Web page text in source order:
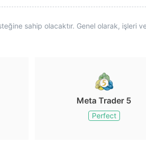
sahip olacaktır. Genel olarak, işleri
Meta Trader 5
Perfect